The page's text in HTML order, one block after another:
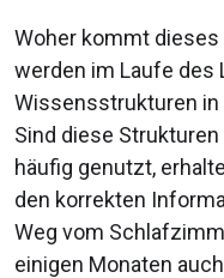
Woher kommt
werden im Laufe des
Wissensstrukturen
Sind diese
häufig genutzt,
den korrekten
Weg vom
einigen Monaten